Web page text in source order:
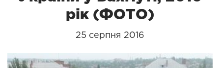
рік (ФОТО)
25 серпня 2016